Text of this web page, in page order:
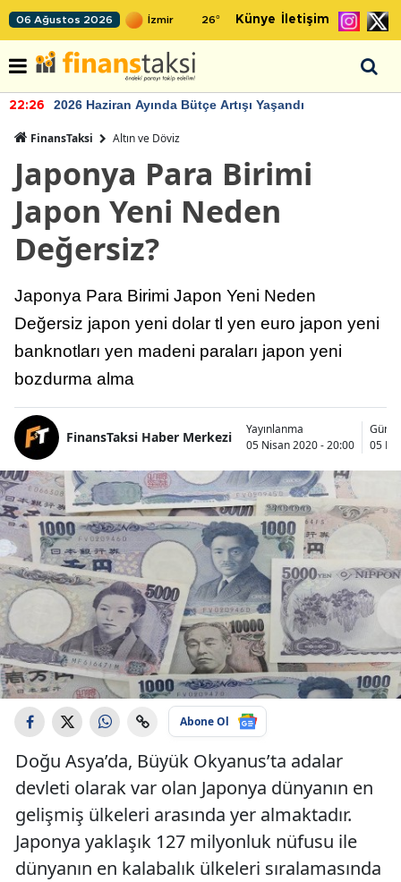
06 Ağustos 2026 26° Künye İletişim
22:26 2026 Haziran Ayında Bütçe Artışı Yaşandı
FinansTaksi Altın ve Döviz
Japonya Para Birimi
Japon Yeni Neden
Değersiz?
Japonya Para Birimi Japon Yeni Neden
Değersiz japon yeni dolar tl yen euro japon yeni
banknotları yen madeni paraları japon yeni
bozdurma alma
FinansTaksi Haber Merkezi
Yayınlanma
05 Nisan 2020 - 20:00
05
Abone Ol
Doğu Asya’da, Büyük Okyanus’ta adalar
devleti olarak var olan Japonya dünyanın en
gelişmiş ülkeleri arasında yer almaktadır.
Japonya yaklaşık 127 milyonluk nüfusu ile
dünyanın en kalabalık ülkeleri sıralamasında